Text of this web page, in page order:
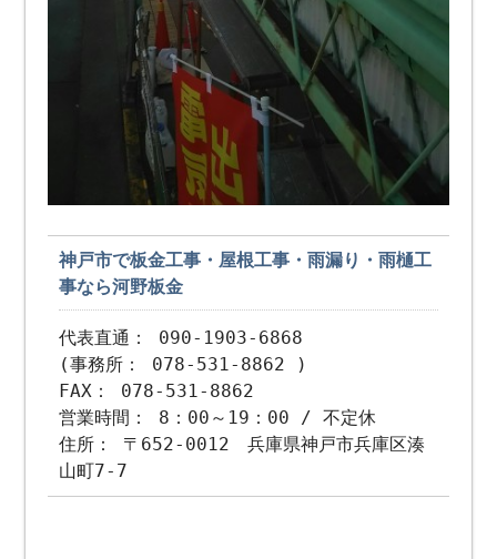
神戸市で板金工事・屋根工事・雨漏り・雨樋工
事なら河野板金
代表直通： 090-1903-6868
(事務所： 078-531-8862 )
FAX： 078-531-8862
営業時間： 8：00～19：00 / 不定休
住所： 〒652-0012 兵庫県神戸市兵庫区湊
山町7-7